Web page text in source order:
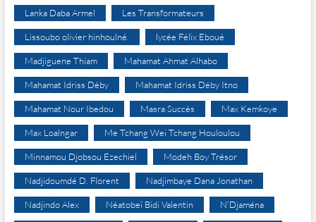
Lanka Daba Armel Les Transformateurs
Lissoubo olivier hinhoulné. lycée Félix Eboué
Madjiguene Thiam Mahamat Ahmat Alhabo
Mahamat Idriss Déby Mahamat Idriss Déby Itno
Mahamat Nour Ibedou Masra Succès Max Kemkoye
Max Loalngar Me Tchang Wei Tchang Houloulou
Minnamou Djobsou Ezechiel Modeh Boy Trésor
Nadjidoumdé D. Florent Nadjimbaye Dana Jonathan
Nadjindo Alex Néatobeï Bidi Valentin N’Djaména